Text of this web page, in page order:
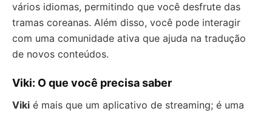
vários idiomas, permitindo que você desfrute das
tramas coreanas. Além disso, você pode interagir
com uma comunidade ativa que ajuda na tradução
de novos conteúdos.
Viki: O que você precisa saber
Viki é mais que um aplicativo de streaming; é uma